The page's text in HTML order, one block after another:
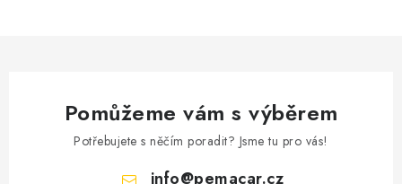
Pomůžeme vám s výběrem
Potřebujete s něčím poradit? Jsme tu pro vás!
info@pemacar.cz